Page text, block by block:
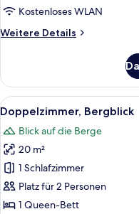
Kostenloses WLAN
Weitere Details
Weitere
Poolblick
Alle
Fotos
für
Doppelzimmer,
Bergblick
anzeigen
9
Doppelzimmer, Bergblick
Blick auf die Berge
20 m²
1 Schlafzimmer
Platz für 2 Personen
1 Queen-Bett